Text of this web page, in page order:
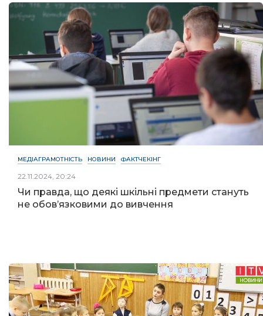
МЕДІАГРАМОТНІСТЬ НОВИНИ ФАКТЧЕКІНГ
22.11.2024, 20:24
Чи правда, що деякі шкільні предмети стануть
не обов’язковими до вивчення